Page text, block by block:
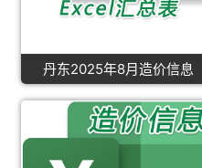
丹东2025年8月造价信息